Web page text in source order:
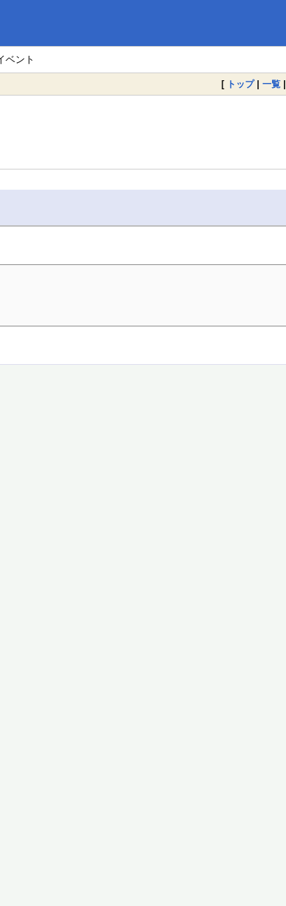
ベント
[ トップ| 一覧 |